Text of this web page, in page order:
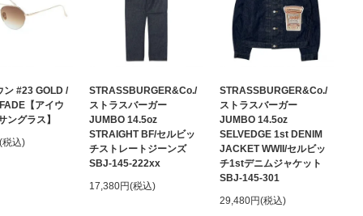
ン #23 GOLD /
【アイウ
ングラス】
税込)
STRASSBURGER&Co./
ストラスバーガー
JUMBO 14.5oz
STRAIGHT BF/セルビッ
チストレートジーンズ
SBJ-145-222xx
17,380円(税込)
STRASSBURGER&Co./
ストラスバーガー
JUMBO 14.5oz
SELVEDGE 1st DENIM
JACKET WWII/セルビッ
チ1stデニムジャケット
SBJ-145-301
29,480円(税込)